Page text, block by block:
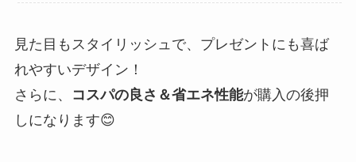
見た目もスタイリッシュで、プレゼントにも喜ば
れやすいデザイン！
さらに、
コスパの良さ＆省エネ性能が購入の後押
しになります😊